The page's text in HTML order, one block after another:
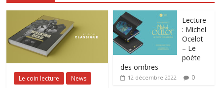
Le coin lecture News
Lecture
: Michel
Ocelot
– Le
poète
des ombres
12 décembre 2022 0